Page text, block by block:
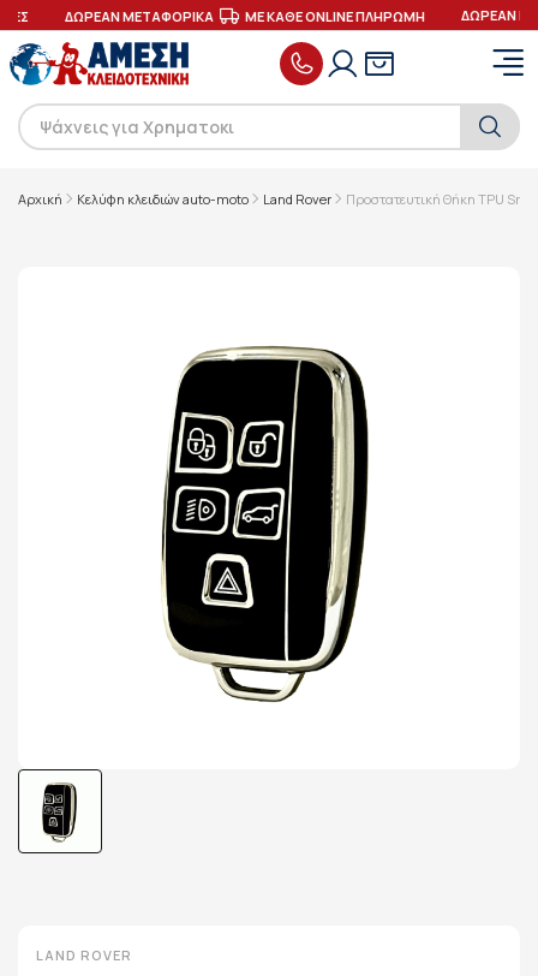
ΔΩΡΕΑΝ ΜΕΤΑΦΟΡΙΚΑ ΜΕ ΚΑΘΕ ONLINE ΠΛΗΡΩΜΗ ΔΩΡΕΑΝ
Αρχική Κελύφη κλειδιών auto-moto Land Rover Προστατευτική Θήκη TPU
LAND ROVER